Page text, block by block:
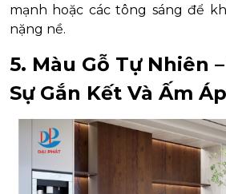
mạnh hoặc các tông sáng để
nặng nề.
5. Màu Gỗ Tự Nhiên
Sự Gắn Kết Và Ấm Áp